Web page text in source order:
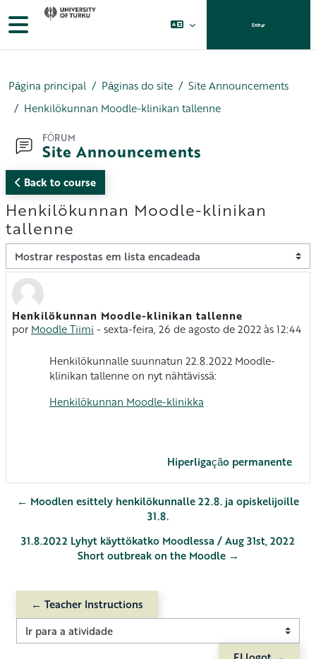
Ir para o conteúdo principal
Painel lateral Entrar
Página principal Páginas do site
Site Announcements
Henkilökunnan Moodle-klinikan tallenne
FÓRUM
Site Announcements
Back to course
Henkilökunnan Moodle-klinikan
tallenne
Modo de visualização
Henkilökunnan Moodle-klinikan tallenne
por Moodle Tiimi - sexta-feira, 26 de agosto de 2022 às 12:44
Número de respostas: 0
Henkilökunnalle suunnatun 22.8.2022 Moodle-
klinikan tallenne on nyt nähtävissä:
Henkilökunnan Moodle-klinikka
Hiperligação permanente
← Moodlen esittely henkilökunnalle 22.8. ja opiskelijoille
31.8.
31.8.2022 Lyhyt käyttökatko Moodlessa / Aug 31st, 2022
Short outbreak on the Moodle →
← Teacher Instructions
Ir para a atividade